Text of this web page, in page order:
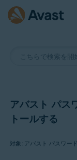
アバスト パス
トールする
対象: アバスト パスワー